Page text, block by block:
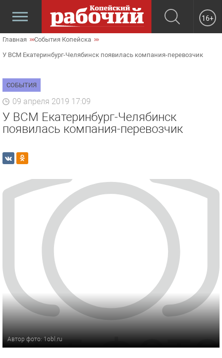
16+
Главная События Копейска
У ВСМ Екатеринбург-Челябинск появилась компания-перевозчик
СОБЫТИЯ
09 апреля 2019 17:09
У ВСМ Екатеринбург-Челябинск
появилась компания-перевозчик
Автор фото: 1obl.ru